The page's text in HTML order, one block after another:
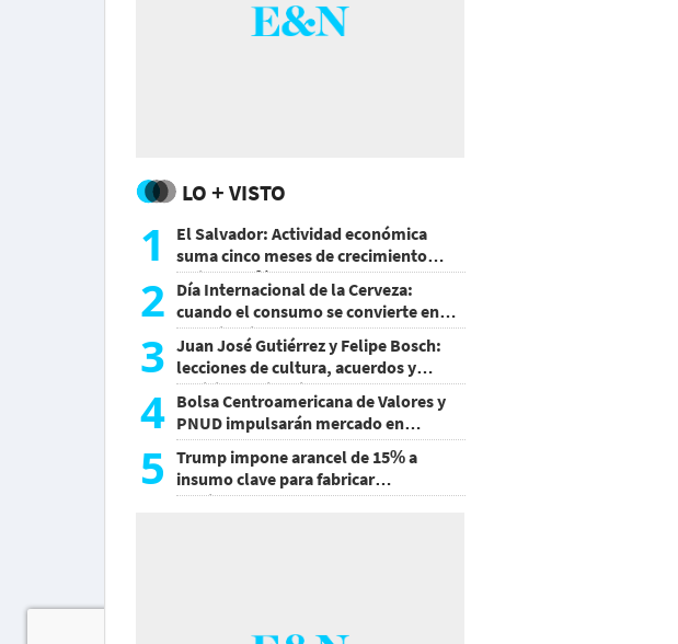
LO + VISTO
1
El Salvador: Actividad económica
suma cinco meses de crecimiento
arriba de 4%
2 Día Internacional de la Cerveza:
cuando el consumo se convierte en
experiencia
3 Juan José Gutiérrez y Felipe Bosch:
lecciones de cultura, acuerdos y
decisiones sin miedo
4 Bolsa Centroamericana de Valores y
PNUD impulsarán mercado en
Honduras
5
Trump impone arancel de 15% a
insumo clave para fabricar
semiconductores y paneles